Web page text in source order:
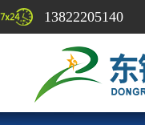
13822205140